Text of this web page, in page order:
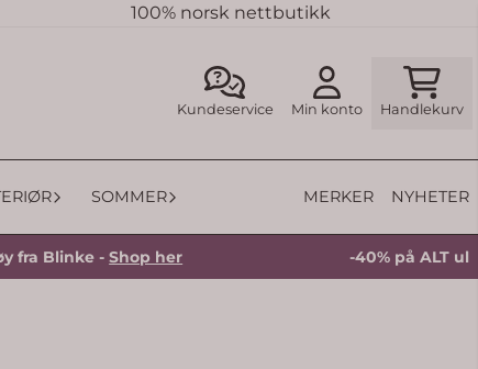
100% norsk nettbutikk
Kundeservice Min konto Handlekurv
SOMMER MERKER NYHETER
Blinke -Shop her -40% på ALT ulltøy